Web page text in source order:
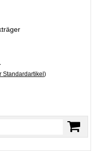
Standardartikel )